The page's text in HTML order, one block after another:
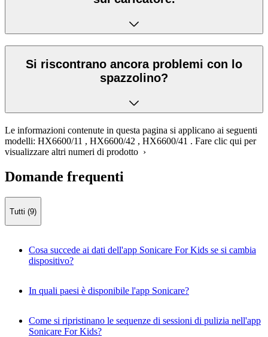
Si riscontrano ancora problemi con lo
spazzolino?
Le informazioni contenute in questa pagina si applicano ai seguenti
modelli: HX6600/11 , HX6600/42 , HX6600/41 . Fare clic qui per
visualizzare altri numeri di prodotto ›
Domande frequenti
Tutti (9)
Cosa succede ai dati dell'app Sonicare For Kids se si cambia
dispositivo?
In quali paesi è disponibile l'app Sonicare?
Come si ripristinano le sequenze di sessioni di pulizia nell'app
Sonicare For Kids?